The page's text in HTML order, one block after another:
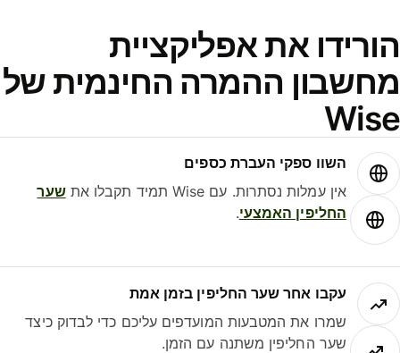
את אפליקציית
ההמרה החינמית של
השוו ספקי העברת כספים
אין עמלות נסתרות. עם Wise תמיד תקבלו את
שער
החליפין האמצעי.
עקבו אחר שער החליפין בזמן אמת
שמרו את המטבעות המועדפים עליכם כדי לבדוק כיצד
שער החליפין משתנה עם הזמן.